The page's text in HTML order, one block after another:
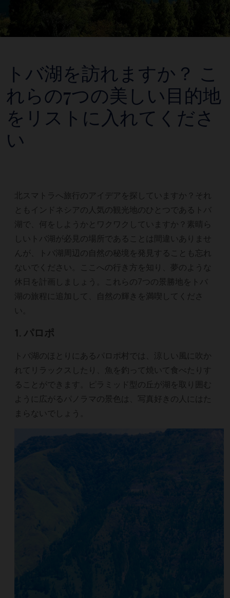
トバ湖を訪れますか？ こ
れらの7つの美しい目的地
をリストに入れてくださ
い
北スマトラへ旅行のアイデアを探していますか？それ
ともインドネシアの人気の観光地のひとつであるトバ
湖で、何をしようかとワクワクしていますか？素晴ら
しいトバ湖が必見の場所であることは間違いありませ
んが、トバ湖周辺の自然の秘境を発見することも忘れ
ないでください。ここへの行き方を知り、夢のような
休日を計画しましょう。これらの7つの景勝地をトバ
湖の旅程に追加して、自然の輝きを満喫してくださ
い。
1. パロポ
トバ湖のほとりにあるパロポ村では、涼しい風に吹か
れてリラックスしたり、魚を釣って焼いて食べたりす
ることができます。ピラミッド型の丘が湖を取り囲む
ように広がるパノラマの景色は、写真好きの人にはた
まらないでしょう。